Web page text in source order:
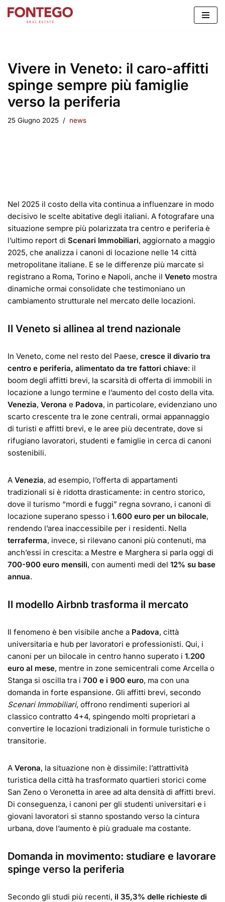
Vivere in Veneto: il caro-affitti
spinge sempre più famiglie
verso la periferia
25 Giugno 2025 news
Nel 2025 il costo della vita continua a influenzare in modo
decisivo le scelte abitative degli italiani. A fotografare una
situazione sempre più polarizzata tra centro e periferia è
l’ultimo report di Scenari Immobiliari, aggiornato a maggio
2025, che analizza i canoni di locazione nelle 14 città
metropolitane italiane. E se le differenze più marcate si
registrano a Roma, Torino e Napoli, anche il Veneto mostra
dinamiche ormai consolidate che testimoniano un
cambiamento strutturale nel mercato delle locazioni.
Il Veneto si allinea al trend nazionale
In Veneto, come nel resto del Paese, cresce il divario tra
centro e periferia, alimentato da tre fattori chiave: il
boom degli affitti brevi, la scarsità di offerta di immobili in
locazione a lungo termine e l’aumento del costo della vita.
Venezia, Verona e Padova, in particolare, evidenziano uno
scarto crescente tra le zone centrali, ormai appannaggio
di turisti e affitti brevi, e le aree più decentrate, dove si
rifugiano lavoratori, studenti e famiglie in cerca di canoni
sostenibili.
A Venezia, ad esempio, l’offerta di appartamenti
tradizionali si è ridotta drasticamente: in centro storico,
dove il turismo “mordi e fuggi” regna sovrano, i canoni di
locazione superano spesso i 1.600 euro per un bilocale,
rendendo l’area inaccessibile per i residenti. Nella
terraferma, invece, si rilevano canoni più contenuti, ma
anch’essi in crescita: a Mestre e Marghera si parla oggi di
700-900 euro mensili, con aumenti medi del 12% su base
annua.
Il modello Airbnb trasforma il mercato
Il fenomeno è ben visibile anche a Padova, città
universitaria e hub per lavoratori e professionisti. Qui, i
canoni per un bilocale in centro hanno superato i 1.200
euro al mese, mentre in zone semicentrali come Arcella o
Stanga si oscilla tra i 700 e i 900 euro, ma con una
domanda in forte espansione. Gli affitti brevi, secondo
Scenari Immobiliari, offrono rendimenti superiori al
classico contratto 4+4, spingendo molti proprietari a
convertire le locazioni tradizionali in formule turistiche o
transitorie.
A Verona, la situazione non è dissimile: l’attrattività
turistica della città ha trasformato quartieri storici come
San Zeno o Veronetta in aree ad alta densità di affitti brevi.
Di conseguenza, i canoni per gli studenti universitari e i
giovani lavoratori si stanno spostando verso la cintura
urbana, dove l’aumento è più graduale ma costante.
Domanda in movimento: studiare e lavorare
spinge verso la periferia
Secondo gli studi più recenti, il 35,3% delle richieste di